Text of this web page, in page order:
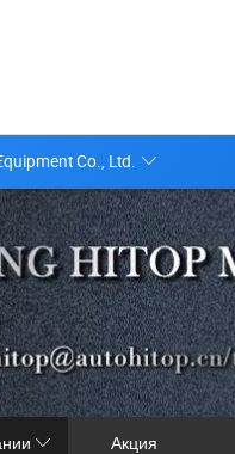
Co., Ltd.
Акция